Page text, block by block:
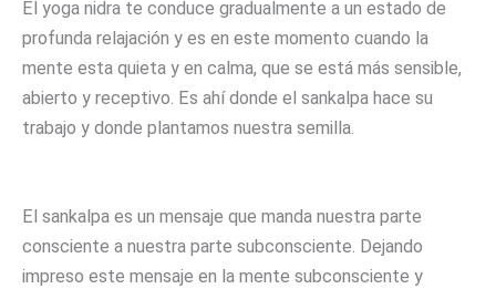
El yoga nidra te conduce gradualmente a un estado de
profunda relajación y es en este momento cuando la
mente esta quieta y en calma, que se está más sensible,
abierto y receptivo. Es ahí donde el sankalpa hace su
trabajo y donde plantamos nuestra semilla.
El sankalpa es un mensaje que manda nuestra parte
consciente a nuestra parte subconsciente. Dejando
impreso este mensaje en la mente subconsciente y